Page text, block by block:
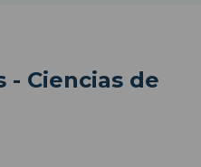
- Ciencias de